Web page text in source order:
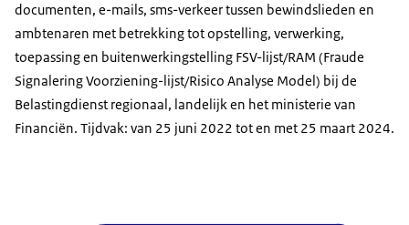
documenten, e-mails, sms-verkeer tussen bewindslieden en
ambtenaren met betrekking tot opstelling, verwerking,
toepassing en buitenwerkingstelling FSV-lijst/RAM (Fraude
Signalering Voorziening-lijst/Risico Analyse Model) bij de
Belastingdienst regionaal, landelijk en het ministerie van
Financiën. Tijdvak: van 25 juni 2022 tot en met 25 maart 2024.